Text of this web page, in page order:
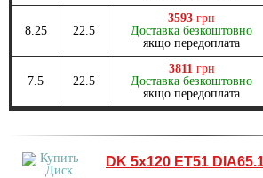
8.25 22.5
3593 грн
Доставка безкоштовно
якщо передоплата
7.5 22.5
3811 грн
Доставка безкоштовно
якщо передоплата
DK 5х120 ET51